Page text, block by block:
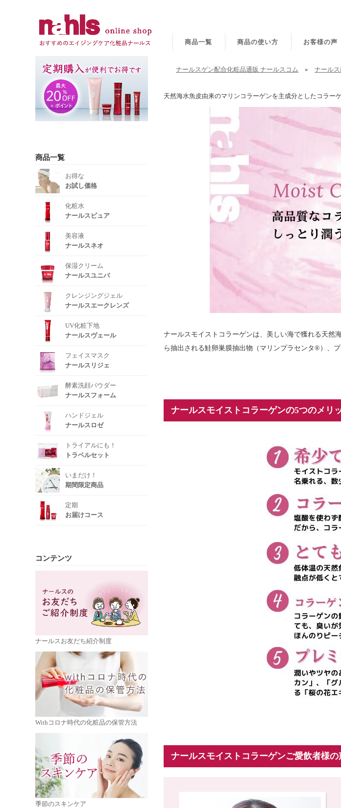
商品一覧 商品の使い方 お客様の声
商品一覧
お得な
お試し価格
化粧水
ナールスピュア
美容液
ナールスネオ
保湿クリーム
ナールスユニバ
クレンジングジェル
ナールスエークレンズ
UV化粧下地
ナールスヴェール
フェイスマスク
ナールスリジェ
酵素洗顔パウダー
ナールスフォーム
ハンドジェル
ナールスロゼ
トライアルにも！
トラベルセット
いまだけ！
期間限定商品
定期
お届けコース
コンテンツ
ナールスお友だち紹介制度
Withコロナ時代の化粧品の保管方法
季節のスキンケア
ナールスゲン配合化粧品通販 ナールスコム » ナール
天然海水魚皮由来のマリンコラーゲンを主成分としたコラー
ナールスモイストコラーゲンは、美しい海で獲れる天然
ら抽出される鮭卵巣膜抽出物（マリンプラセンタ®）、
ナールスモイストコラーゲンの5つのメリ
ナールスモイストコラーゲンご愛飲者様の